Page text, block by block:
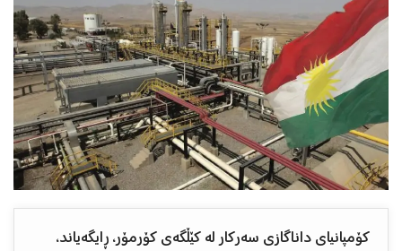
کۆمپانیای داناگازی سەرکار لە کێڵگەی کۆرمۆر، ڕایگەیاند،